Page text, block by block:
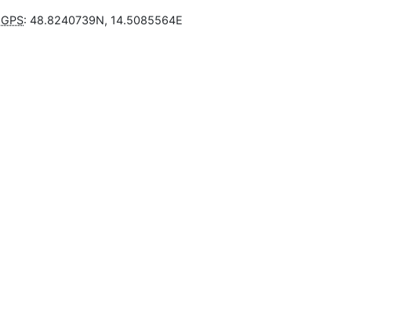
GPS: 48.8240739N, 14.5085564E